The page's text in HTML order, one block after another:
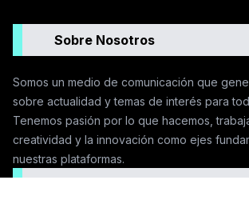
Sobre Nosotros
Somos un medio de comunicación que
sobre actualidad y temas de interés para
Tenemos pasión por lo que hacemos,
creatividad y la innovación como ejes
nuestras plataformas.